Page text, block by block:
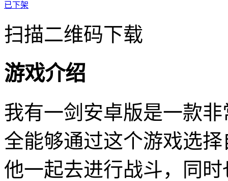
已下架
扫描二维码下载
游戏介绍
我有一剑安卓版是一款
全能够通过这个游戏选
他一起去进行战斗，同